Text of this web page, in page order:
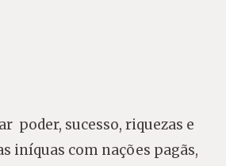
poder, sucesso, riquezas e
iníquas com nações pagãs,